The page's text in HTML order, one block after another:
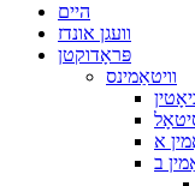
היים
וועגן אונדז
פּראָדוקטן
וויטאַמינס
א
ב